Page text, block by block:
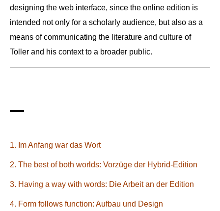
designing the web interface, since the online edition is
intended not only for a scholarly audience, but also as a
means of communicating the literature and culture of
Toller and his context to a broader public.
1. Im Anfang war das Wort
2. The best of both worlds: Vorzüge der Hybrid-Edition
3. Having a way with words: Die Arbeit an der Edition
4. Form follows function: Aufbau und Design